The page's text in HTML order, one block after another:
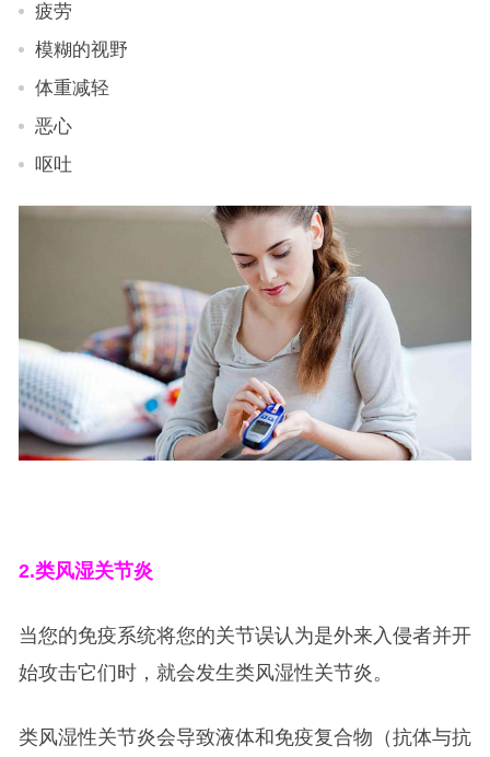
疲劳
模糊的视野
体重减轻
恶心
呕吐
2.类风湿关节炎
当您的免疫系统将您的关节误认为是外来入侵者并开
始攻击它们时，就会发生类风湿性关节炎。
类风湿性关节炎会导致液体和免疫复合物（抗体与抗